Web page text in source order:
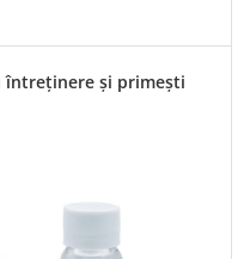
întreținere și primești